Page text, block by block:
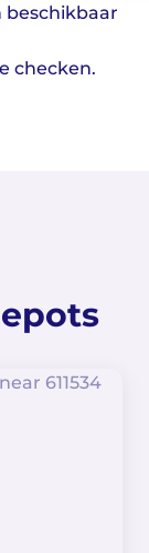
beschikbaar
checken.